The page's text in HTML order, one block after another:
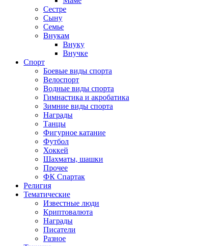
Сестре
Сыну
Семье
Внукам
Внуку
Внучке
Спорт
Боевые виды спорта
Велоспорт
Водные виды спорта
Гимнастика и акробатика
Зимние виды спорта
Награды
Танцы
Фигурное катание
Футбол
Хоккей
Шахматы, шашки
Прочее
ФК Спартак
Религия
Тематические
Известные люди
Криптовалюта
Награды
Писатели
Разное